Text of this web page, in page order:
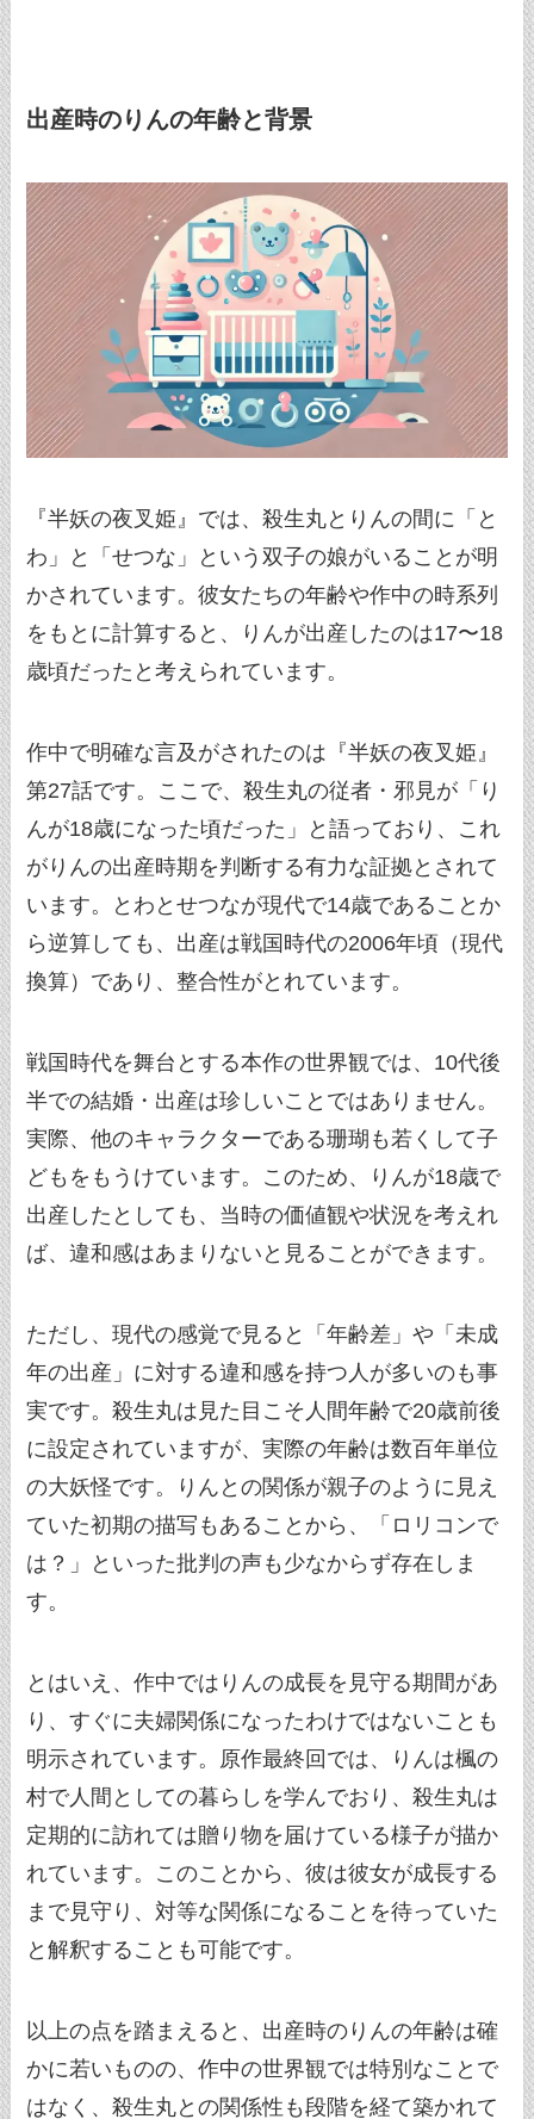
出産時のりんの年齢と背景
『半妖の夜叉姫』では、殺生丸とりんの間に「と
わ」と「せつな」という双子の娘がいることが明
かされています。彼女たちの年齢や作中の時系列
をもとに計算すると、りんが出産したのは17〜18
歳頃だったと考えられています。
作中で明確な言及がされたのは『半妖の夜叉姫』
第27話です。ここで、殺生丸の従者・邪見が「り
んが18歳になった頃だった」と語っており、これ
がりんの出産時期を判断する有力な証拠とされて
います。とわとせつなが現代で14歳であることか
ら逆算しても、出産は戦国時代の2006年頃（現代
換算）であり、整合性がとれています。
戦国時代を舞台とする本作の世界観では、10代後
半での結婚・出産は珍しいことではありません。
実際、他のキャラクターである珊瑚も若くして子
どもをもうけています。このため、りんが18歳で
出産したとしても、当時の価値観や状況を考えれ
ば、違和感はあまりないと見ることができます。
ただし、現代の感覚で見ると「年齢差」や「未成
年の出産」に対する違和感を持つ人が多いのも事
実です。殺生丸は見た目こそ人間年齢で20歳前後
に設定されていますが、実際の年齢は数百年単位
の大妖怪です。りんとの関係が親子のように見え
ていた初期の描写もあることから、「ロリコンで
は？」といった批判の声も少なからず存在しま
す。
とはいえ、作中ではりんの成長を見守る期間があ
り、すぐに夫婦関係になったわけではないことも
明示されています。原作最終回では、りんは楓の
村で人間としての暮らしを学んでおり、殺生丸は
定期的に訪れては贈り物を届けている様子が描か
れています。このことから、彼は彼女が成長する
まで見守り、対等な関係になることを待っていた
と解釈することも可能です。
以上の点を踏まえると、出産時のりんの年齢は確
かに若いものの、作中の世界観では特別なことで
はなく、殺生丸との関係性も段階を経て築かれて